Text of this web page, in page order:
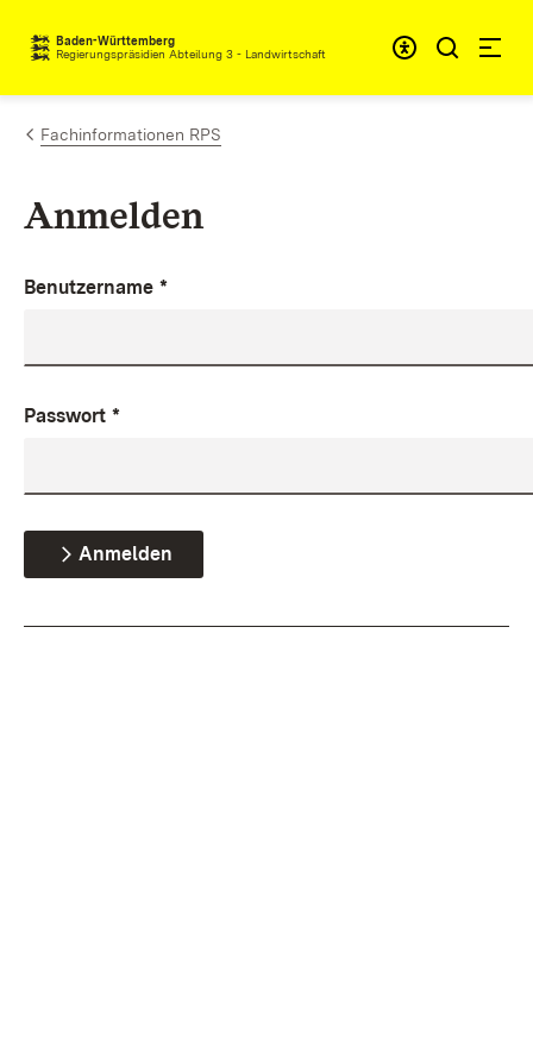
Zum Inhalt springen
Baden-Württemberg
Regierungspräsidien Abteilung 3 - Landwirtschaft
Fachinformationen RPS
Anmelden
Benutzername *
Passwort *
Anmelden